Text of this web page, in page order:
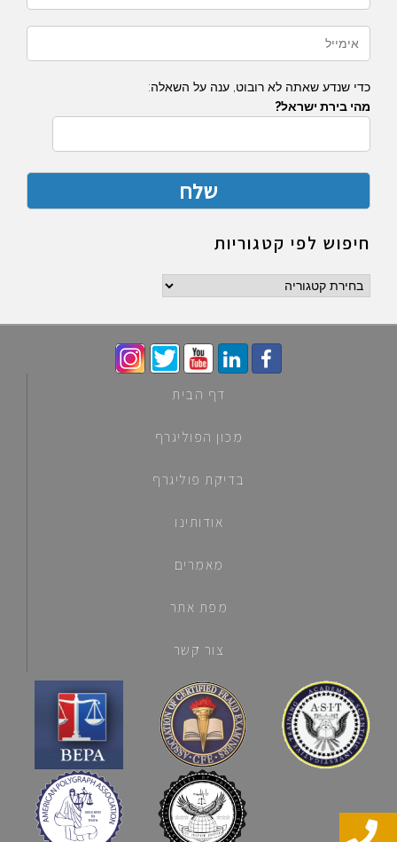
כדי שנדע שאתה לא רובוט, ענה על השאלה:
מהי בירת ישראל?
חיפוש לפי קטגוריות
חיפוש
קטגוריות
דף הבית
מכון הפוליגרף
בדיקת פוליגרף
אודותינו
מאמרים
מפת אתר
צור קשר